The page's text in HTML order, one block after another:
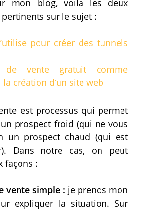
mon blog, voilà les deux
sur le sujet :
pour créer des tunnels
vente gratuit comme
création d’un site web
est processus qui permet
prospect froid (qui ne vous
un prospect chaud (qui est
Dans notre cas, on peut
façons :
vente simple : je prends mon
expliquer la situation. Sur